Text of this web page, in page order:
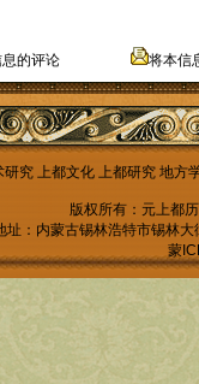
的评论 将本信
研究 上都文化 上都研究 地方
版权所有：元上都
址：内蒙古锡林浩特市锡林
蒙